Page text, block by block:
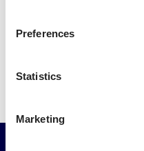
Preferences
Statistics
Marketing